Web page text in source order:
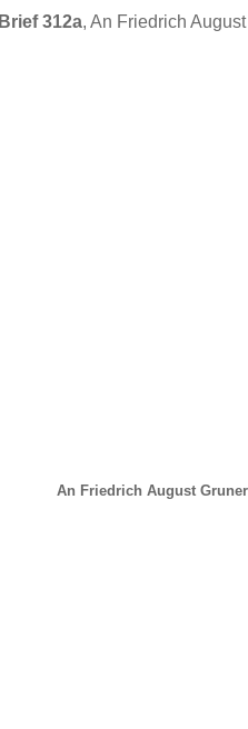
Brief 312a, An Friedrich
An Friedrich August